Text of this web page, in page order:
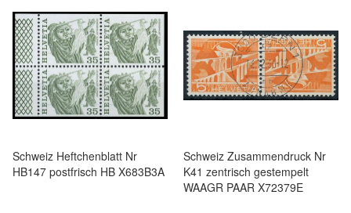
Schweiz Heftchenblatt Nr
HB147 postfrisch HB X683B3A
Schweiz Zusammendruck Nr
K41 zentrisch gestempelt
WAAGR PAAR X72379E